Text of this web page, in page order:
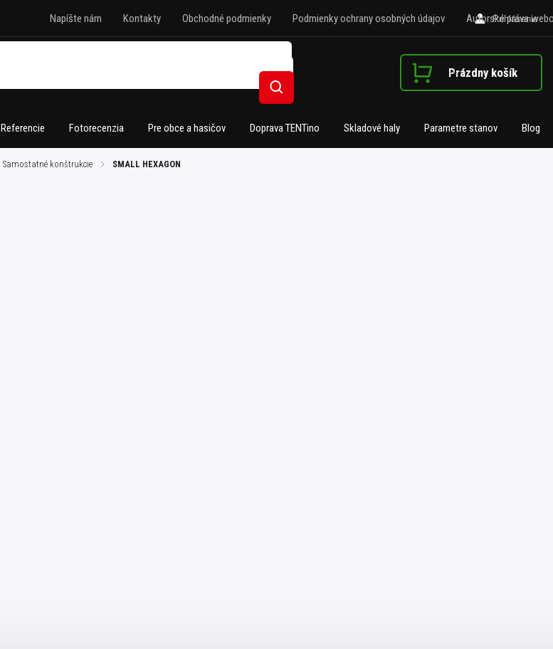
Napíšte nám Kontakty Obchodné podmienky Podmienky ochrany osobných údajov Autorské práva
Prihlásenie
Hľadať
Nákupný košíkPrázdny košík
Referencie Fotorecenzia Pre obce a hasičov Doprava TENTino Skladové haly Parametre stanov Blog
Samostatné konštrukcie / SMALL HEXAGON